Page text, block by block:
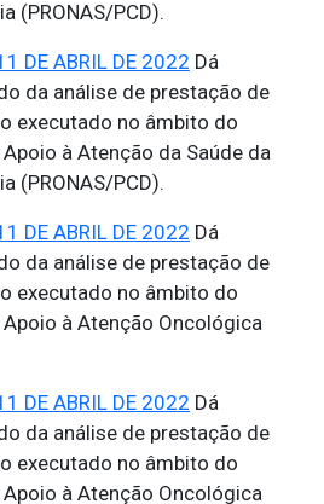
(PRONAS/PCD).
DE ABRIL DE 2022 Dá
da análise de prestação de
executado no âmbito do
à Atenção da Saúde da
(PRONAS/PCD).
DE ABRIL DE 2022 Dá
da análise de prestação de
executado no âmbito do
à Atenção Oncológica
DE ABRIL DE 2022 Dá
da análise de prestação de
executado no âmbito do
à Atenção Oncológica